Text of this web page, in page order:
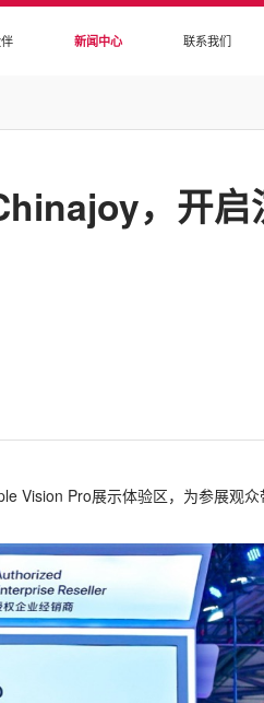
新闻中心 联系我们
，开启
Vision Pro展示体验区，为参展观众